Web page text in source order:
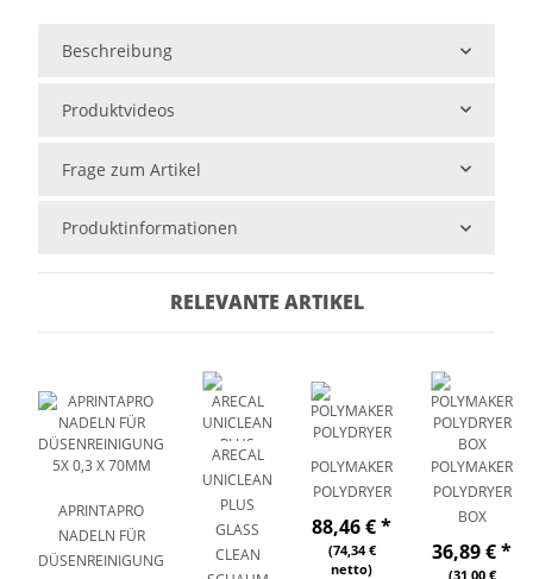
Beschreibung
Produktvideos
Frage zum Artikel
Produktinformationen
RELEVANTE ARTIKEL
APRINTAPRO
NADELN FÜR
DÜSENREINIGUNG
ARECAL
UNICLEAN
PLUS
GLASS
CLEAN
POLYMAKER
POLYDRYER
88,46 €*
(74,34 €
netto)
POLYMAKER
POLYDRYER
BOX
36,89 €*
(31,00 €